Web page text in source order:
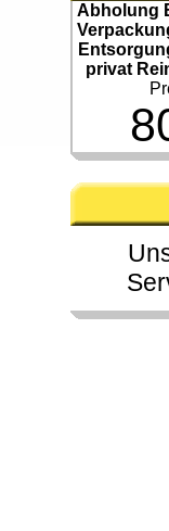
Abholung
privat